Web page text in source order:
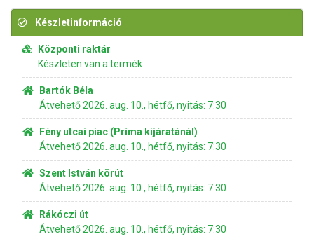
Készletinformáció
Központi raktár
Készleten van a termék
Bartók Béla
Átvehető 2026. aug. 10., hétfő, nyitás: 7:30
Fény utcai piac (Príma kijáratánál)
Átvehető 2026. aug. 10., hétfő, nyitás: 7:30
Szent István körút
Átvehető 2026. aug. 10., hétfő, nyitás: 7:30
Rákóczi út
Átvehető 2026. aug. 10., hétfő, nyitás: 7:30